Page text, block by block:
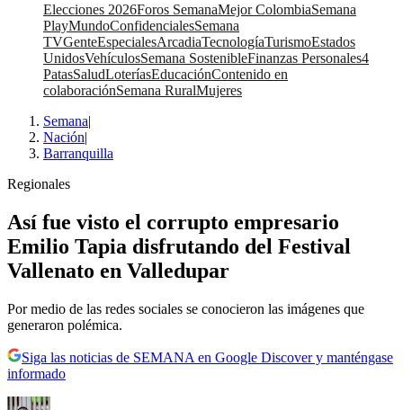
Elecciones 2026Foros SemanaMejor ColombiaSemana
PlayMundoConfidencialesSemana
TVGenteEspecialesArcadiaTecnologíaTurismoEstados
UnidosVehículosSemana SostenibleFinanzas Personales4
PatasSaludLoteríasEducaciónContenido en
colaboraciónSemana RuralMujeres
Semana|
Nación|
Barranquilla
Regionales
Así fue visto el corrupto empresario
Emilio Tapia disfrutando del Festival
Vallenato en Valledupar
Por medio de las redes sociales se conocieron las imágenes que
generaron polémica.
Siga las noticias de SEMANA en Google Discover y manténgase
informado